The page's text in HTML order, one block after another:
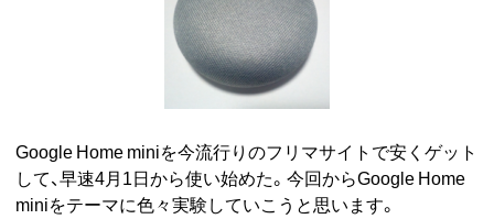
Google Home miniを今流行りのフリマサイトで安くゲット
して、早速4月1日から使い始めた。今回からGoogle Home
miniをテーマに色々実験していこうと思います。